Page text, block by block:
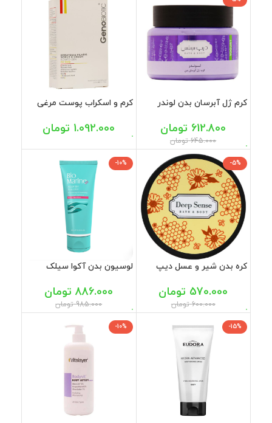
کرم ژل آبرسان بدن لوندر
645.000 تومان
612.800 تومان
کرم و اسکراب پوست مرغی
1.092.000 تومان
-5%
کره بدن شیر و عسل دیپ
600.000 تومان
570.000 تومان
-10%
لوسیون بدن آکوا سیلک
985.000 تومان
886.000 تومان
-15%
-10%